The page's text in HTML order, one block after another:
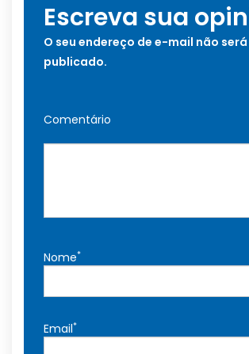
Escreva sua
O seu endereço de e-mail não será
publicado.
Comentário
Nome*
Email*